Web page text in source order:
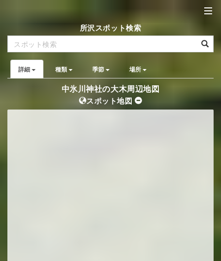
所沢スポット検索
詳細 種類 季節 場所
中氷川神社の大木周辺地図
スポット地図